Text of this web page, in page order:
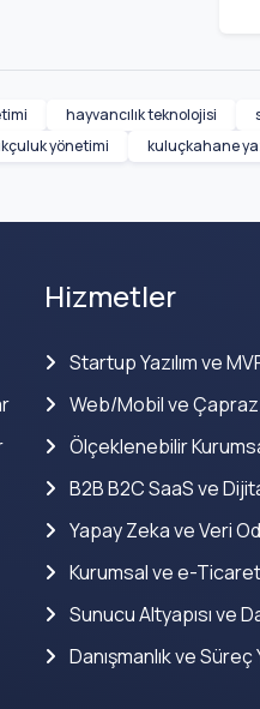
hayvancılık teknolojisi
yönetimi
kuluçkahane
Hizmetler
Startup Yazılım ve
Web/Mobil ve
Ölçeklenebilir
B2B B2C SaaS ve
Yapay Zeka ve Veri
Kurumsal ve e-
Sunucu Altyapısı ve
Danışmanlık ve